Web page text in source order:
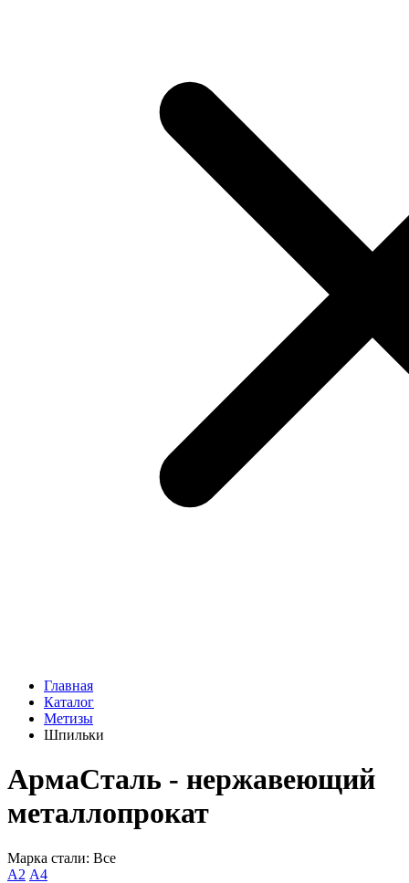
Главная
Каталог
Метизы
Шпильки
АрмаСталь - нержавеющий
металлопрокат
Марка стали: Все
А2 А4